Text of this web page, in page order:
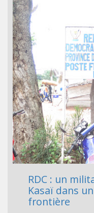
RDC : un
Kasaï dans
frontière